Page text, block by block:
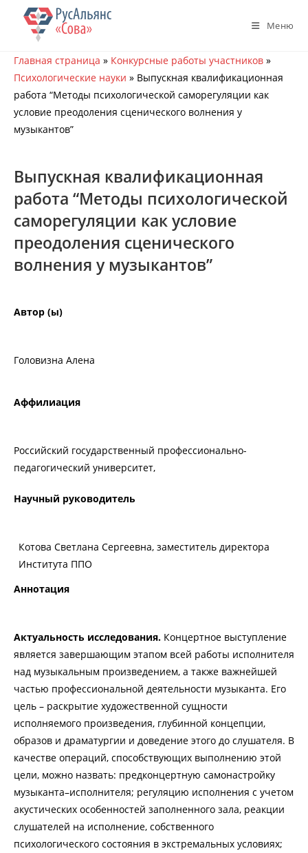
Перейти
содержимому
Меню
Главная страница » Конкурсные работы участников »
Психологические науки » Выпускная квалификационная
работа “Методы психологической саморегуляции как
условие преодоления сценического волнения у
музыкантов”
Выпускная квалификационная
работа “Методы психологической
саморегуляции как условие
преодоления сценического
волнения у музыкантов”
Автор (ы)
Головизна Алена
Аффилиация
Российский государственный профессионально-
педагогический университет,
Научный руководитель
Котова Светлана Сергеевна, заместитель директора
Института ППО
Аннотация
Актуальность исследования. Концертное выступление
является завершающим этапом всей работы исполнителя
над музыкальным произведением, а также важнейшей
частью профессиональной деятельности музыканта. Его
цель – раскрытие художественной сущности
исполняемого произведения, глубинной концепции,
образов и драматургии и доведение этого до слушателя. В
качестве операций, способствующих выполнению этой
цели, можно назвать: предконцертную самонастройку
музыканта–исполнителя; регуляцию исполнения с учетом
акустических особенностей заполненного зала, реакции
слушателей на исполнение, собственного
психологического состояния в экстремальных условиях;